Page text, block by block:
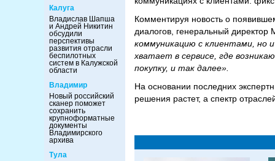
Калуга
Владислав Шапша
и Андрей Никитин
обсудили
перспективы
развития отрасли
беспилотных
систем в Калужской
области
Владимир
Новый российский
сканер поможет
сохранить
крупноформатные
документы
Владимирского
архива
Тула
Комментируя новость о
диалогов, генеральный
коммуникацию с клиентами, но
хватает в сервисе, где
покупку, и так далее».
На основании последних
решения растет, а спектр